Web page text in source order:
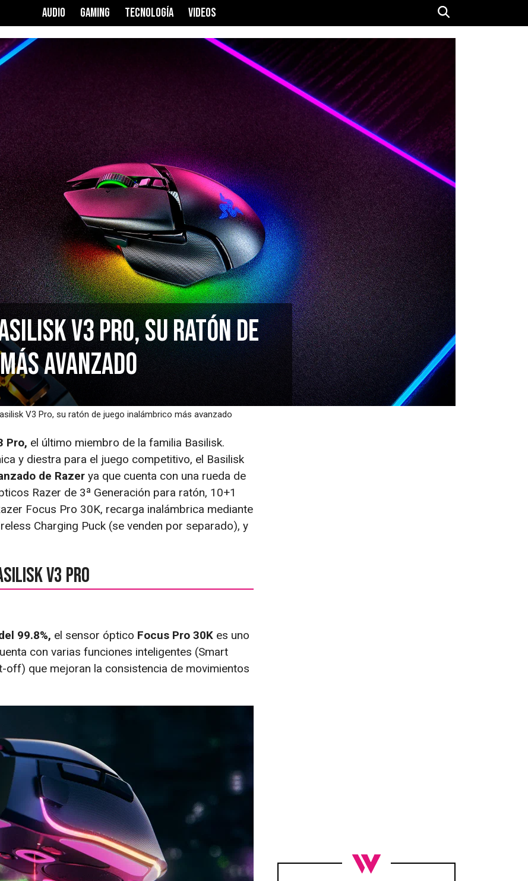
AUDIO GAMING TECNOLOGÍA VIDEOS
V3 Pro, su ratón de
avanzado
V3 Pro, su ratón de juego inalámbrico más avanzado
Pro, el último miembro de la familia Basilisk.
y diestra para el juego competitivo, el Basilisk
de Razer ya que cuenta con una rueda de
Razer de 3ª Generación para ratón, 10+1
Focus Pro 30K, recarga inalámbrica mediante
Charging Puck (se venden por separado), y
V3 Pro
99.8%, el sensor óptico Focus Pro 30K es uno
con varias funciones inteligentes (Smart
off) que mejoran la consistencia de movimientos